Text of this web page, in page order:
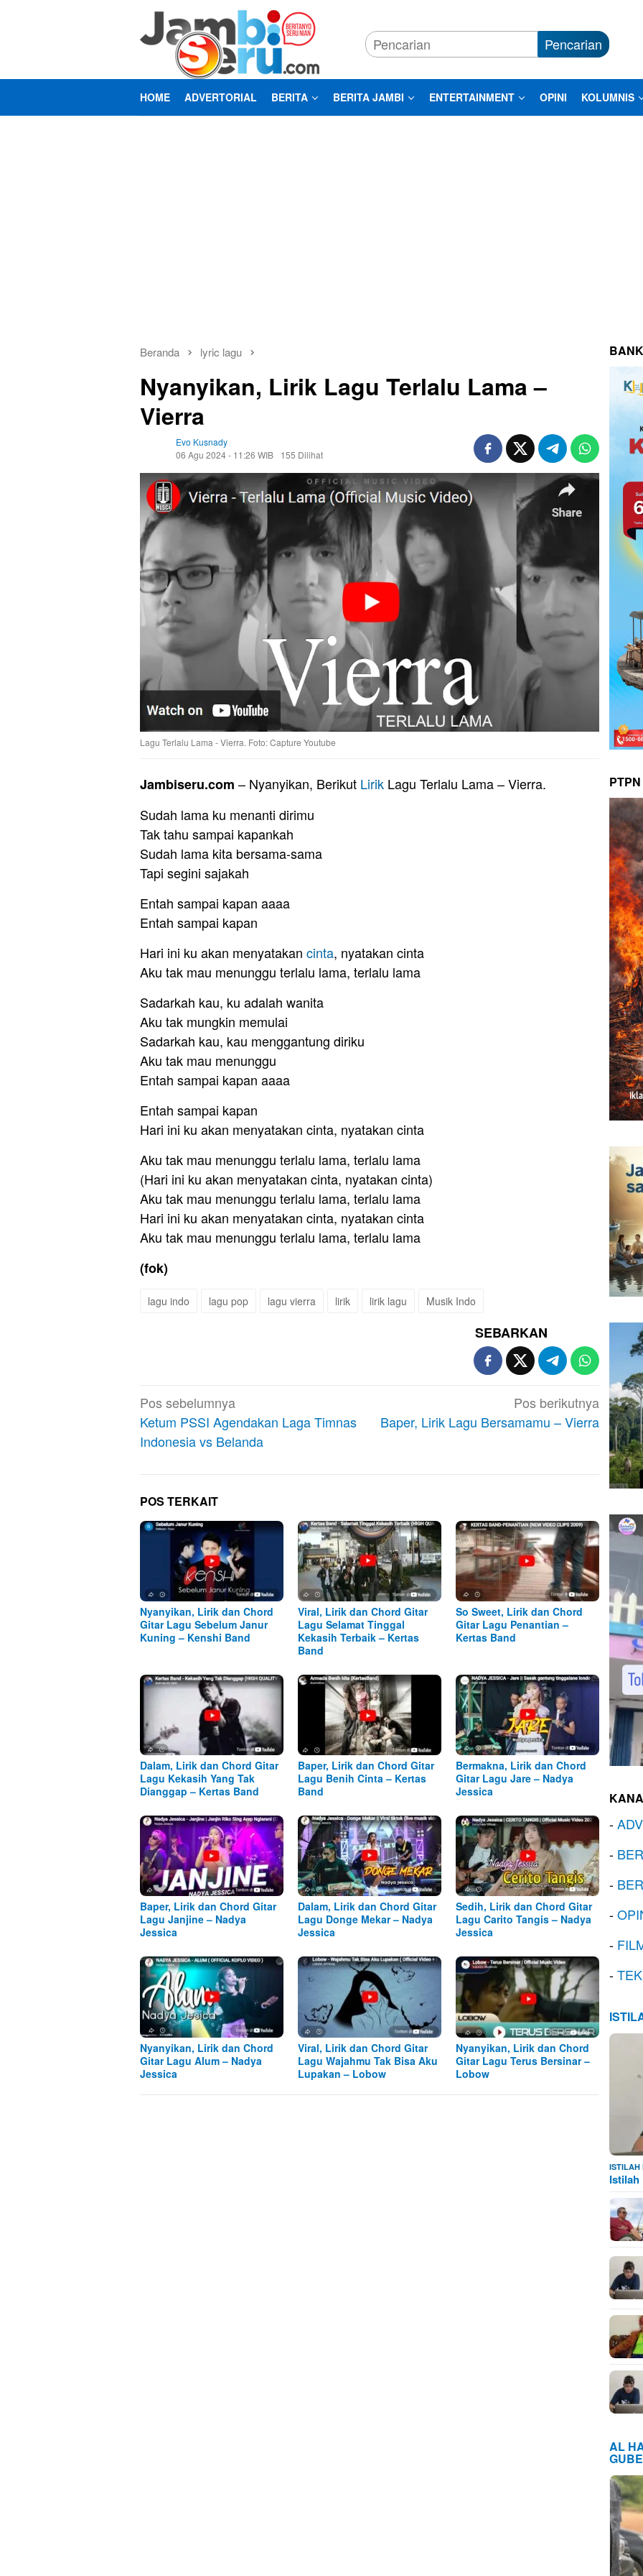
Pencarian
HOME ADVERTORIAL BERITA BERITA JAMBI ENTERTAINMENT OPINI KOLUMNIS
Beranda lyric lagu
Nyanyikan, Lirik Lagu Terlalu Lama –
Vierra
Evo Kusnady
06 Agu 2024 - 11:26 WIB
155 Dilihat
Lagu Terlalu Lama - Vierra. Foto: Capture Youtube
Jambiseru.com – Nyanyikan, Berikut Lirik Lagu Terlalu Lama – Vierra.
Sudah lama ku menanti dirimu
Tak tahu sampai kapankah
Sudah lama kita bersama-sama
Tapi segini sajakah
Entah sampai kapan aaaa
Entah sampai kapan
Hari ini ku akan menyatakan cinta, nyatakan cinta
Aku tak mau menunggu terlalu lama, terlalu lama
Sadarkah kau, ku adalah wanita
Aku tak mungkin memulai
Sadarkah kau, kau menggantung diriku
Aku tak mau menunggu
Entah sampai kapan aaaa
Entah sampai kapan
Hari ini ku akan menyatakan cinta, nyatakan cinta
Aku tak mau menunggu terlalu lama, terlalu lama
(Hari ini ku akan menyatakan cinta, nyatakan cinta)
Aku tak mau menunggu terlalu lama, terlalu lama
Hari ini ku akan menyatakan cinta, nyatakan cinta
Aku tak mau menunggu terlalu lama, terlalu lama
(fok)
lagu indo lagu pop lagu vierra lirik lirik lagu Musik Indo
SEBARKAN
Navigasi
pos
Pos sebelumnya
Ketum PSSI Agendakan Laga Timnas
Indonesia vs Belanda
Pos berikutnya
Baper, Lirik Lagu Bersamamu – Vierra
POS TERKAIT
Nyanyikan, Lirik dan Chord
Gitar Lagu Sebelum Janur
Kuning – Kenshi Band
Viral, Lirik dan Chord Gitar
Lagu Selamat Tinggal
Kekasih Terbaik – Kertas
Band
So Sweet, Lirik dan Chord
Gitar Lagu Penantian –
Kertas Band
Dalam, Lirik dan Chord Gitar
Lagu Kekasih Yang Tak
Dianggap – Kertas Band
Baper, Lirik dan Chord Gitar
Lagu Benih Cinta – Kertas
Band
Bermakna, Lirik dan Chord
Gitar Lagu Jare – Nadya
Jessica
Baper, Lirik dan Chord Gitar
Lagu Janjine – Nadya
Jessica
Dalam, Lirik dan Chord Gitar
Lagu Donge Mekar – Nadya
Jessica
Sedih, Lirik dan Chord Gitar
Lagu Carito Tangis – Nadya
Jessica
Nyanyikan, Lirik dan Chord
Gitar Lagu Alum – Nadya
Jessica
Viral, Lirik dan Chord Gitar
Lagu Wajahmu Tak Bisa Aku
Lupakan – Lobow
Nyanyikan, Lirik dan Chord
Gitar Lagu Terus Bersinar –
Lobow
-
-
-
-
-
-
ISTILAH
Istilah
AL